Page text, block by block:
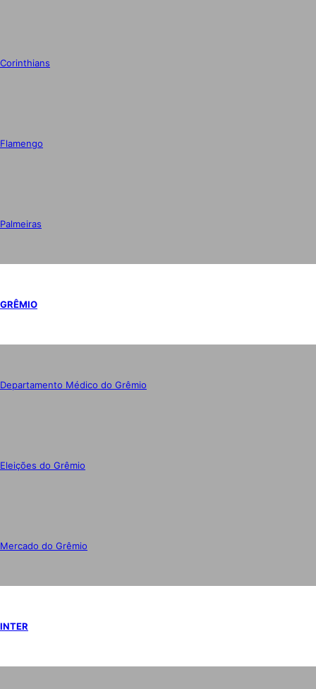
Corinthians
Flamengo
Palmeiras
GRÊMIO
Departamento Médico do Grêmio
Eleições do Grêmio
Mercado do Grêmio
INTER